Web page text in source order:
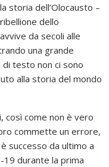
storia dell’Olocausto –
dello
da secoli alle
una grande
testo non ci sono
alla storia del mondo
così come non è vero
commette un errore,
successo da ultimo a
19 durante la prima